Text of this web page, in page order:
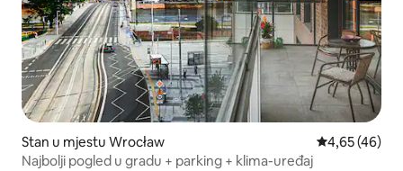
Stan u mjestu Wrocław prosječna
4,65 (46)
Najbolji pogled u gradu + parking + klima-uređaj